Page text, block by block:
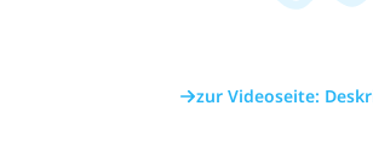
zur Videoseite: